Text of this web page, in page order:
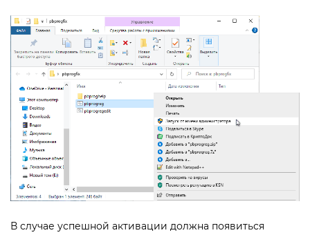
случае успешной активации должна появиться